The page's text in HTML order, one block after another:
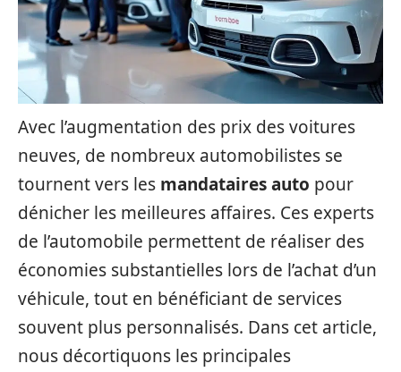
Avec l’augmentation des prix des voitures
neuves, de nombreux automobilistes se
tournent vers les mandataires auto pour
dénicher les meilleures affaires. Ces experts
de l’automobile permettent de réaliser des
économies substantielles lors de l’achat d’un
véhicule, tout en bénéficiant de services
souvent plus personnalisés. Dans cet article,
nous décortiquons les principales